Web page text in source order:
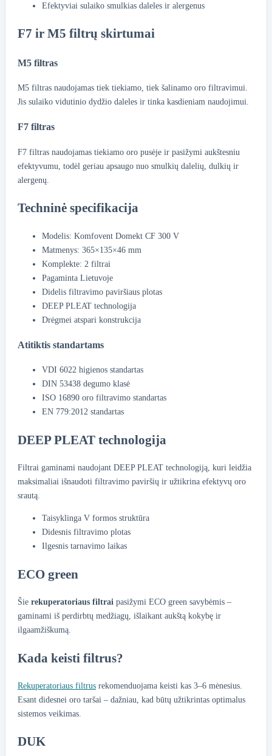
Efektyviai sulaiko smulkias daleles ir alergenus
F7 ir M5 filtrų skirtumai
M5 filtras
M5 filtras naudojamas tiek tiekiamo, tiek šalinamo oro filtravimui.
Jis sulaiko vidutinio dydžio daleles ir tinka kasdieniam naudojimui.
F7 filtras
F7 filtras naudojamas tiekiamo oro pusėje ir pasižymi aukštesniu
efektyvumu, todėl geriau apsaugo nuo smulkių dalelių, dulkių ir
alergenų.
Techninė specifikacija
Modelis: Komfovent Domekt CF 300 V
Matmenys: 365×135×46 mm
Komplekte: 2 filtrai
Pagaminta Lietuvoje
Didelis filtravimo paviršiaus plotas
DEEP PLEAT technologija
Drėgmei atspari konstrukcija
Atitiktis standartams
VDI 6022 higienos standartas
DIN 53438 degumo klasė
ISO 16890 oro filtravimo standartas
EN 779:2012 standartas
DEEP PLEAT technologija
Filtrai gaminami naudojant DEEP PLEAT technologiją, kuri leidžia
maksimaliai išnaudoti filtravimo paviršių ir užtikrina efektyvų oro
srautą.
Taisyklinga V formos struktūra
Didesnis filtravimo plotas
Ilgesnis tarnavimo laikas
ECO green
Šie rekuperatoriaus filtrai pasižymi ECO green savybėmis –
gaminami iš perdirbtų medžiagų, išlaikant aukštą kokybę ir
ilgaamžiškumą.
Kada keisti filtrus?
Rekuperatoriaus filtrus rekomenduojama keisti kas 3–6 mėnesius.
Esant didesnei oro taršai – dažniau, kad būtų užtikrintas optimalus
sistemos veikimas.
DUK